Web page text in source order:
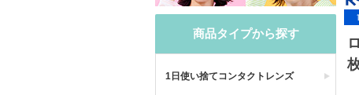
商品タイプから探す
1日使い捨てコンタクトレンズ